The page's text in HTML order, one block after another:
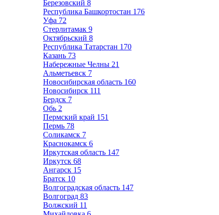
Березовский 8
Республика Башкортостан 176
Уфа 72
Стерлитамак 9
Октябрьский 8
Республика Татарстан 170
Казань 73
Набережные Челны 21
Альметьевск 7
Новосибирская область 160
Новосибирск 111
Бердск 7
Обь 2
Пермский край 151
Пермь 78
Соликамск 7
Краснокамск 6
Иркутская область 147
Иркутск 68
Ангарск 15
Братск 10
Волгоградская область 147
Волгоград 83
Волжский 11